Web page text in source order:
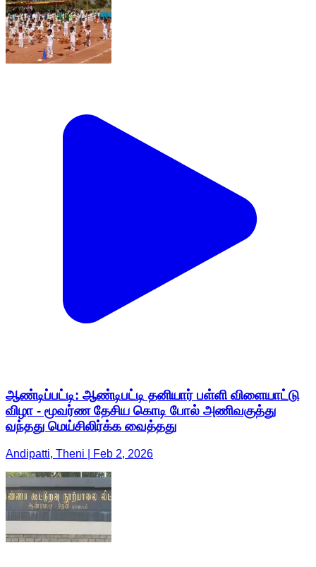
ஆண்டிப்பட்டி: ஆண்டிபட்டி தனியார் பள்ளி விளையாட்டு
விழா - மூவர்ண தேசிய கொடி போல் அணிவகுத்து
வந்தது மெய்சிலிர்க்க வைத்தது
Andipatti, Theni | Feb 2, 2026